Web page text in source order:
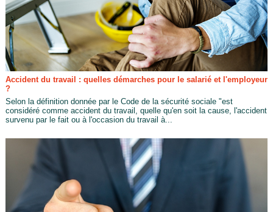
Accident du travail : quelles démarches pour le salarié et l'employeur
?
Selon la définition donnée par le Code de la sécurité sociale "est
considéré comme accident du travail, quelle qu'en soit la cause, l'accident
survenu par le fait ou à l'occasion du travail à...